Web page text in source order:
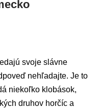
svoje slávne
nehľadajte. Je to
niekoľko klobások,
druhov horčíc a